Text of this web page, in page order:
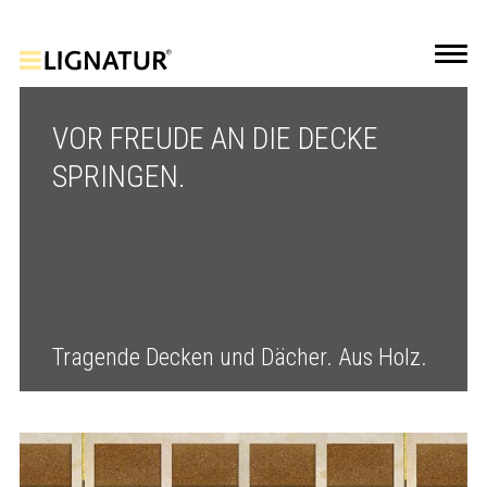
VOR FREUDE AN DIE DECKE
SPRINGEN.
Tragende Decken und Dächer. Aus Holz.